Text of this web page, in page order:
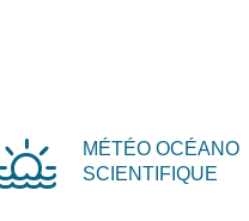
MÉTÉO OCÉANO
SCIENTIFIQUE